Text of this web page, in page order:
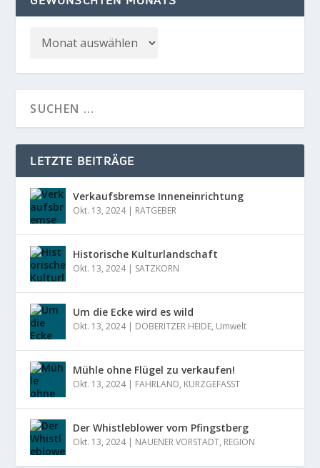
LETZTE BEITRÄGE
Verkaufsbremse Inneneinrichtung
Okt. 13, 2024| RATGEBER
Historische Kulturlandschaft
Okt. 13, 2024| SATZKORN
Um die Ecke wird es wild
Okt. 13, 2024| DÖBERITZER HEIDE, Umwelt
Mühle ohne Flügel zu verkaufen!
Okt. 13, 2024| FAHRLAND, KURZGEFASST
Der Whistleblower vom Pfingstberg
Okt. 13, 2024| NAUENER VORSTADT, REGION